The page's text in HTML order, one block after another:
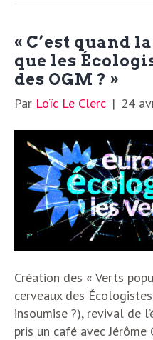
« C’est quand
que les
des OGM ? »
Par Loïc Le Clerc | 24
Création des « Verts
cerveaux des
insoumise ?), revival de
pris un café avec Jérôme